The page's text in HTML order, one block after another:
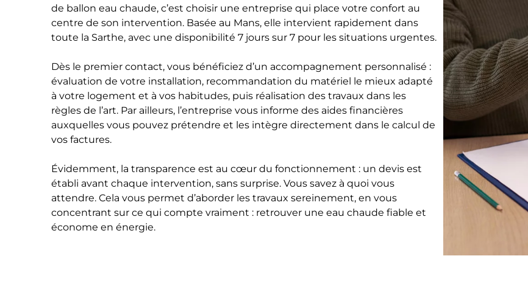
de ballon eau chaude, c’est choisir une entreprise qui place votre confort au
centre de son intervention. Basée au Mans, elle intervient rapidement dans
toute la Sarthe, avec une disponibilité 7 jours sur 7 pour les situations urgentes.
Dès le premier contact, vous bénéficiez d’un accompagnement personnalisé :
évaluation de votre installation, recommandation du matériel le mieux adapté
à votre logement et à vos habitudes, puis réalisation des travaux dans les
règles de l’art. Par ailleurs, l’entreprise vous informe des aides financières
auxquelles vous pouvez prétendre et les intègre directement dans le calcul de
vos factures.
Évidemment, la transparence est au cœur du fonctionnement : un devis est
établi avant chaque intervention, sans surprise. Vous savez à quoi vous
attendre. Cela vous permet d’aborder les travaux sereinement, en vous
concentrant sur ce qui compte vraiment : retrouver une eau chaude fiable et
économe en énergie.